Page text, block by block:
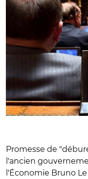
Promesse de
l'ancien
l'Économie Bruno